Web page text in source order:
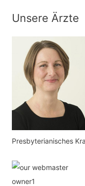
a
tUnsere Ärzte
Presbyterianisches